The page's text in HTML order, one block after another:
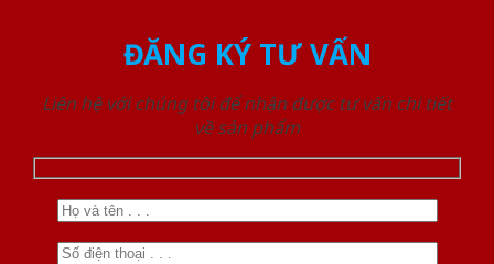
ĐĂNG KÝ TƯ VẤN
Liên hệ với chúng tôi để nhận được tư vấn chi tiết
về sản phẩm